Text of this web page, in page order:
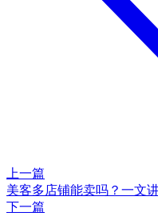
上一篇
美客多店铺能卖吗？一文
下一篇